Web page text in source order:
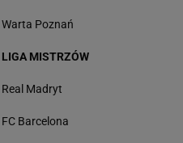
Warta Poznań
LIGA MISTRZÓW
Real Madryt
FC Barcelona